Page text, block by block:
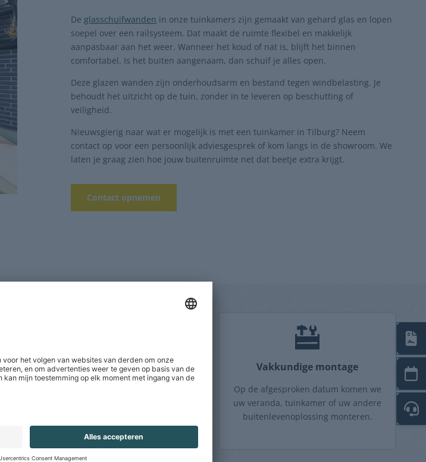
De glasschuifwanden in onze tuinkamers zijn gemaakt van gehard glas en lopen
soepel over een railsysteem. Dat maakt de ruimte flexibel en makkelijk
aanpasbaar aan het weer. Wanneer het koud of nat is, blijft het binnen
comfortabel. Is het buiten aangenaam, dan schuif je alles open.
Deze glazen wanden zijn onderhoudsarm en bestand tegen windbelasting. Je
behoudt het uitzicht op de tuin, zonder in te leveren op beschutting of
veiligheid.
Nieuwsgierig naar wat er mogelijk is met een tuinkamer in Tilburg? Neem
contact op voor een persoonlijk adviesgesprek of kom langs in de showroom. We
laten je graag zien hoe jouw buitenruimte net dat beetje extra krijgt.
Contact opnemen
Planning en productie Vakkundige montage
Op de afgesproken datum komen we
uw veranda, tuinkamer of uw andere
buitenlevenoplossing monteren.